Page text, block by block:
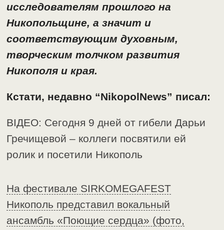
исследователям прошлого на
Никопольщине, а значит и
соответствующим духовным,
творческим толчком развития
Никополя и края.
Кстати, недавно “NikopolNews” писал:
ВІДЕО: Сегодня 9 дней от гибели Дарьи
Гречищевой – коллеги посвятили ей
ролик и посетили Никополь
На фестивале SIRKOMEGAFEST
Никополь представил вокальный
ансамбль «Поющие сердца» (фото,